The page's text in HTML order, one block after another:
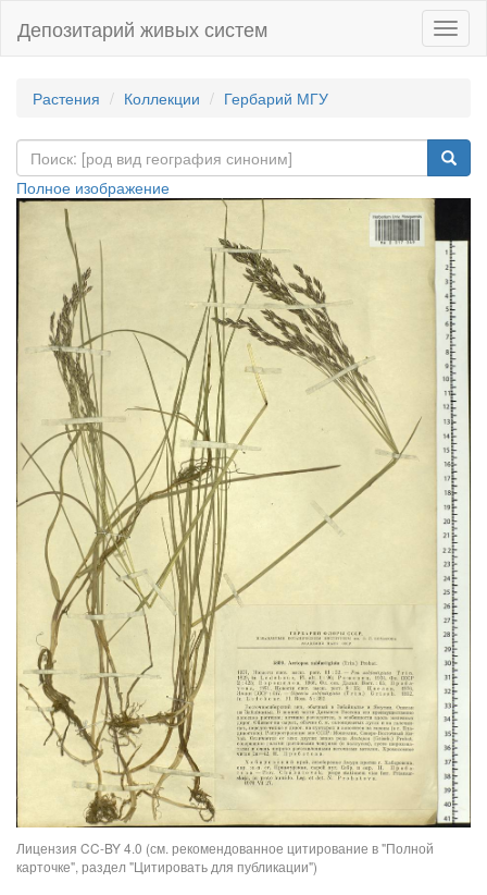
Депозитарий живых систем
Растения Коллекции Гербарий МГУ
Полное изображение
Лицензия CC-BY 4.0 (см. рекомендованное цитирование в "Полной
карточке", раздел "Цитировать для публикации")